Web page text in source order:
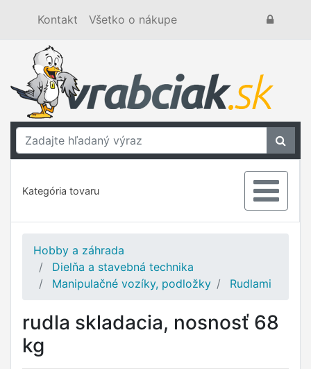
Kontakt Všetko o nákupe
Kategória tovaru
Hobby a záhrada
Dielňa a stavebná technika
Manipulačné vozíky, podložky
Rudlami
rudla skladacia, nosnosť 68
kg